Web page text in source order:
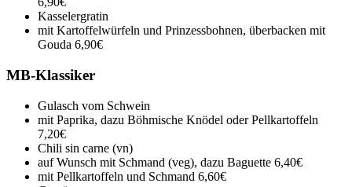
Kasselergratin
mit Kartoffelwürfeln und Prinzessbohnen, überbacken mit
Gouda 6,90€
MB-Klassiker
Gulasch vom Schwein
mit Paprika, dazu Böhmische Knödel oder Pellkartoffeln
7,20€
Chili sin carne (vn)
auf Wunsch mit Schmand (veg), dazu Baguette 6,40€
mit Pellkartoffeln und Schmand 6,60€